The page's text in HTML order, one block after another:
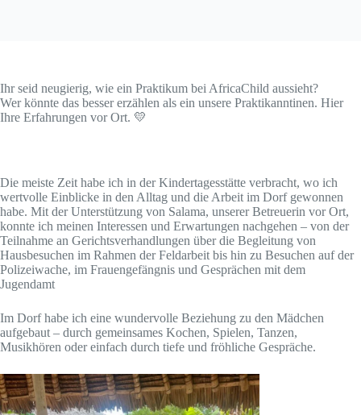
Ihr seid neugierig, wie ein Praktikum bei AfricaChild aussieht?
Wer könnte das besser erzählen als ein unsere Praktikanntinen. Hier
Ihre Erfahrungen vor Ort. 💛
Die meiste Zeit habe ich in der Kindertagesstätte verbracht, wo ich
wertvolle Einblicke in den Alltag und die Arbeit im Dorf gewonnen
habe. Mit der Unterstützung von Salama, unserer Betreuerin vor Ort,
konnte ich meinen Interessen und Erwartungen nachgehen – von der
Teilnahme an Gerichtsverhandlungen über die Begleitung von
Hausbesuchen im Rahmen der Feldarbeit bis hin zu Besuchen auf der
Polizeiwache, im Frauengefängnis und Gesprächen mit dem
Jugendamt
Im Dorf habe ich eine wundervolle Beziehung zu den Mädchen
aufgebaut – durch gemeinsames Kochen, Spielen, Tanzen,
Musikhören oder einfach durch tiefe und fröhliche Gespräche.